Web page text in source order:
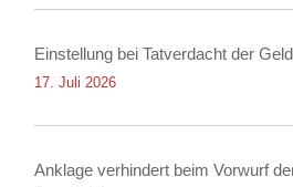
Einstellung bei Tatverdacht der
17. Juli 2026
Anklage verhindert beim Vorwurf